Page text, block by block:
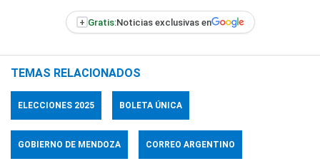
+ Gratis:Noticias exclusivas en
TEMAS RELACIONADOS
ELECCIONES 2025 BOLETA ÚNICA
GOBIERNO DE MENDOZA CORREO ARGENTINO